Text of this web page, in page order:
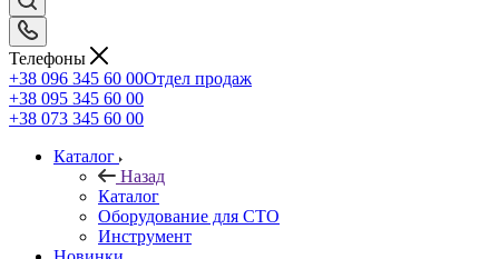
Телефоны
+38 096 345 60 00Отдел продаж
+38 095 345 60 00
+38 073 345 60 00
Каталог
Назад
Каталог
Оборудование для СТО
Инструмент